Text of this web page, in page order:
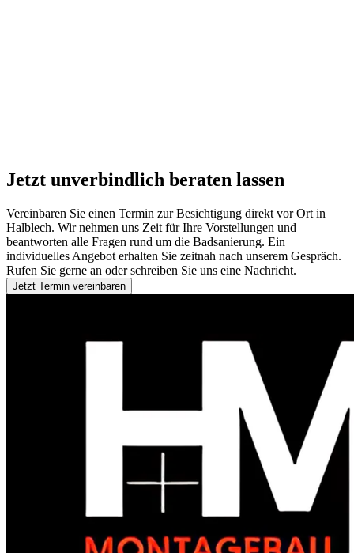
Jetzt unverbindlich beraten lassen
Vereinbaren Sie einen Termin zur Besichtigung direkt vor Ort in
Halblech. Wir nehmen uns Zeit für Ihre Vorstellungen und
beantworten alle Fragen rund um die Badsanierung. Ein
individuelles Angebot erhalten Sie zeitnah nach unserem Gespräch.
Rufen Sie gerne an oder schreiben Sie uns eine Nachricht.
Jetzt Termin vereinbaren